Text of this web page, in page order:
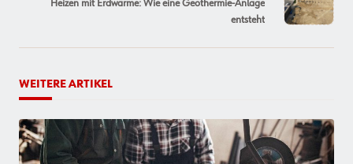
Heizen mit Erdwärme: Wie eine Geothermie-Anlage
entsteht
WEITERE ARTIKEL